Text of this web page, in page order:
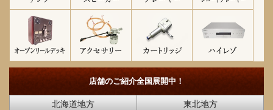
店舗のご紹介全国展開中！
北海道地方
東北地方